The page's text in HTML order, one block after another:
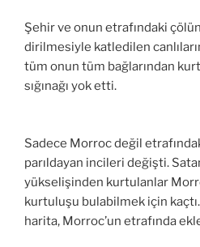
Şehir ve onun etrafındaki
dirilmesiyle katledilen
tüm onun tüm bağlarından
sığınağı yok etti.
Sadece Morroc değil
parıldayan incileri değişti.
yükselişinden kurtulanlar
kurtuluşu bulabilmek için
harita, Morroc’un etrafında